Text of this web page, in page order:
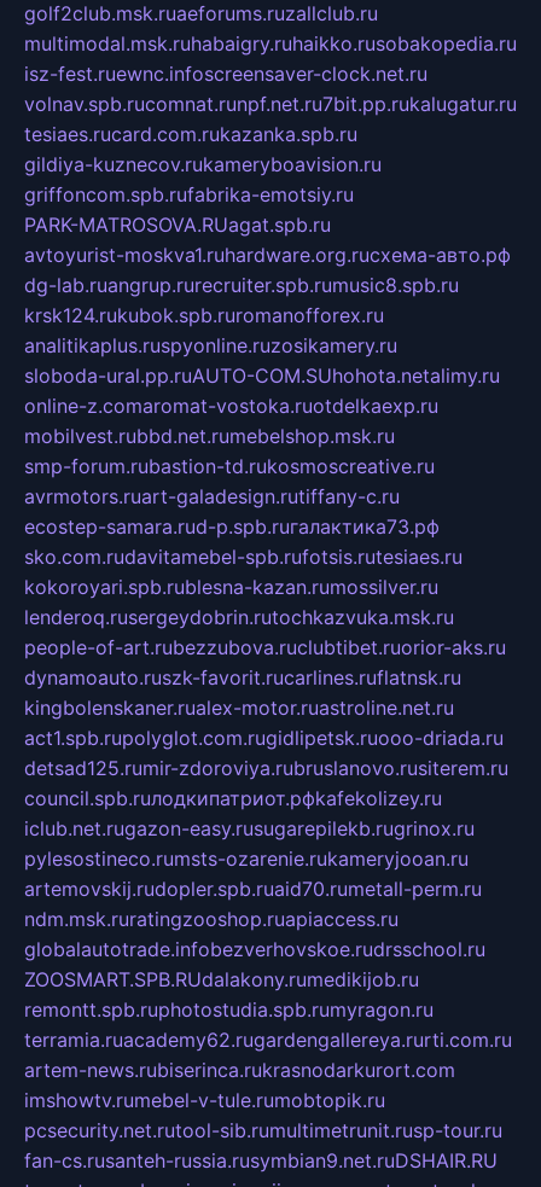
golf2club.msk.ruaeforums.ruzallclub.ru
multimodal.msk.ruhabaigry.ruhaikko.rusobakopedia.ru
isz-fest.ruewnc.infoscreensaver-clock.net.ru
volnav.spb.rucomnat.runpf.net.ru7bit.pp.rukalugatur.ru
tesiaes.rucard.com.rukazanka.spb.ru
gildiya-kuznecov.rukameryboavision.ru
griffoncom.spb.rufabrika-emotsiy.ru
PARK-MATROSOVA.RUagat.spb.ru
avtoyurist-moskva1.ruhardware.org.ruсхема-авто.рф
dg-lab.ruangrup.rurecruiter.spb.rumusic8.spb.ru
krsk124.rukubok.spb.ruromanofforex.ru
analitikaplus.ruspyonline.ruzosikamery.ru
sloboda-ural.pp.ruAUTO-COM.SUhohota.netalimy.ru
online-z.comaromat-vostoka.ruotdelkaexp.ru
mobilvest.rubbd.net.rumebelshop.msk.ru
smp-forum.rubastion-td.rukosmoscreative.ru
avrmotors.ruart-galadesign.rutiffany-c.ru
ecostep-samara.rud-p.spb.ruгалактика73.рф
sko.com.rudavitamebel-spb.rufotsis.rutesiaes.ru
kokoroyari.spb.rublesna-kazan.rumossilver.ru
lenderoq.rusergeydobrin.rutochkazvuka.msk.ru
people-of-art.rubezzubova.ruclubtibet.ruorior-aks.ru
dynamoauto.ruszk-favorit.rucarlines.ruflatnsk.ru
kingbolenskaner.rualex-motor.ruastroline.net.ru
act1.spb.rupolyglot.com.rugidlipetsk.ruooo-driada.ru
detsad125.rumir-zdoroviya.rubruslanovo.rusiterem.ru
council.spb.ruлодкипатриот.рфkafekolizey.ru
iclub.net.rugazon-easy.rusugarepilekb.rugrinox.ru
pylesostineco.rumsts-ozarenie.rukameryjooan.ru
artemovskij.rudopler.spb.ruaid70.rumetall-perm.ru
ndm.msk.ruratingzooshop.ruapiaccess.ru
globalautotrade.infobezverhovskoe.rudrsschool.ru
ZOOSMART.SPB.RUdalakony.rumedikijob.ru
remontt.spb.ruphotostudia.spb.rumyragon.ru
terramia.ruacademy62.rugardengallereya.rurti.com.ru
artem-news.rubiserinca.rukrasnodarkurort.com
imshowtv.rumebel-v-tule.rumobtopik.ru
pcsecurity.net.rutool-sib.rumultimetrunit.rusp-tour.ru
fan-cs.rusanteh-russia.rusymbian9.net.ruDSHAIR.RU